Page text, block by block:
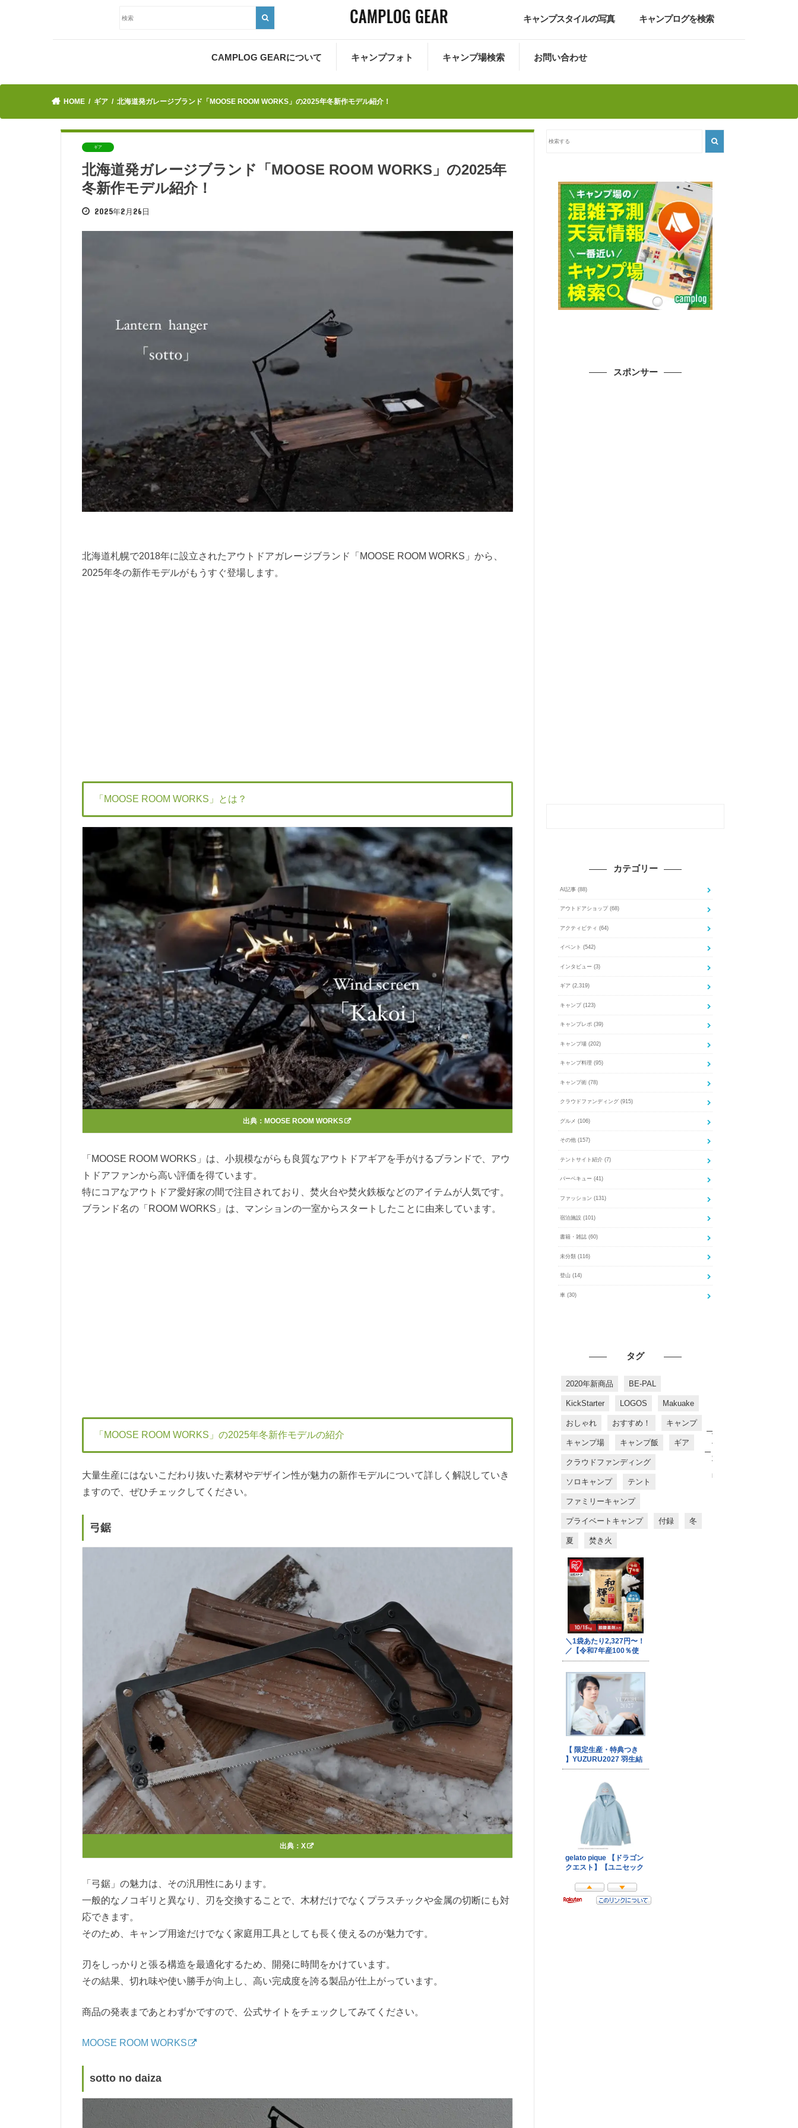
キャンプスタイルの写真 キャンプログを検索
CAMPLOG GEARについて キャンプフォト キャンプ場検索 お問い合わせ
HOME ギア 北海道発ガレージブランド「MOOSE ROOM WORKS」の2025年冬新作モデル紹介！
ギア
北海道発ガレージブランド「MOOSE ROOM WORKS」の2025年
冬新作モデル紹介！
2025年2月26日
北海道札幌で2018年に設立されたアウトドアガレージブランド「MOOSE ROOM WORKS」から、
2025年冬の新作モデルがもうすぐ登場します。
「MOOSE ROOM WORKS」とは？
出典： MOOSE ROOM WORKS
「MOOSE ROOM WORKS」は、小規模ながらも良質なアウトドアギアを手がけるブランドで、アウ
トドアファンから高い評価を得ています。
特にコアなアウトドア愛好家の間で注目されており、焚火台や焚火鉄板などのアイテムが人気です。
ブランド名の「ROOM WORKS」は、マンションの一室からスタートしたことに由来しています。
「MOOSE ROOM WORKS」の2025年冬新作モデルの紹介
大量生産にはないこだわり抜いた素材やデザイン性が魅力の新作モデルについて詳しく解説していき
ますので、ぜひチェックしてください。
弓鋸
出典：X
「弓鋸」の魅力は、その汎用性にあります。
一般的なノコギリと異なり、刃を交換することで、木材だけでなくプラスチックや金属の切断にも対
応できます。
そのため、キャンプ用途だけでなく家庭用工具としても長く使えるのが魅力です。
刃をしっかりと張る構造を最適化するため、開発に時間をかけています。
その結果、切れ味や使い勝手が向上し、高い完成度を誇る製品が仕上がっています。
商品の発表まであとわずかですので、公式サイトをチェックしてみてください。
MOOSE ROOM WORKS
sotto no daiza
スポンサー
カテゴリー
AI記事 (88)
アウトドアショップ (68)
アクティビティ (64)
イベント (542)
インタビュー (3)
ギア (2,319)
キャンプ (123)
キャンプレポ (39)
キャンプ場 (202)
キャンプ料理 (95)
キャンプ術 (78)
クラウドファンディング (915)
グルメ (106)
その他 (157)
テントサイト紹介 (7)
バーベキュー (41)
ファッション (131)
宿泊施設 (101)
書籍・雑誌 (60)
未分類 (116)
登山 (14)
車 (30)
タグ
2020年新商品 BE-PAL
KickStarter LOGOS Makuake
おしゃれ おすすめ！ キャンプ
キャンプ場 キャンプ飯 ギア
クラウドファンディング
ソロキャンプ テント
ファミリーキャンプ
プライベートキャンプ 付録 冬
夏 焚き火
す
す
め
商
品